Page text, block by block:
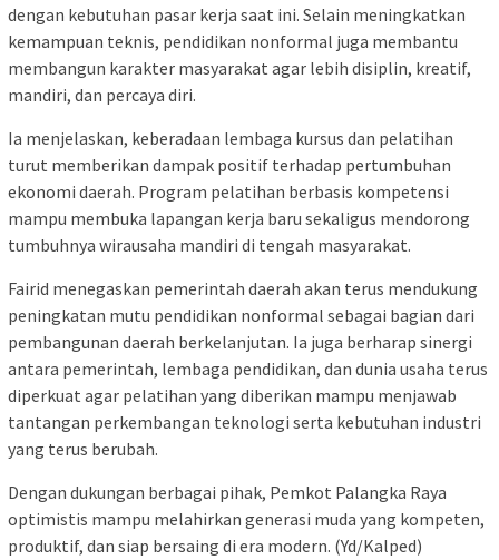
dengan kebutuhan pasar kerja saat ini. Selain meningkatkan
kemampuan teknis, pendidikan nonformal juga membantu
membangun karakter masyarakat agar lebih disiplin, kreatif,
mandiri, dan percaya diri.
Ia menjelaskan, keberadaan lembaga kursus dan pelatihan
turut memberikan dampak positif terhadap pertumbuhan
ekonomi daerah. Program pelatihan berbasis kompetensi
mampu membuka lapangan kerja baru sekaligus mendorong
tumbuhnya wirausaha mandiri di tengah masyarakat.
Fairid menegaskan pemerintah daerah akan terus mendukung
peningkatan mutu pendidikan nonformal sebagai bagian dari
pembangunan daerah berkelanjutan. Ia juga berharap sinergi
antara pemerintah, lembaga pendidikan, dan dunia usaha terus
diperkuat agar pelatihan yang diberikan mampu menjawab
tantangan perkembangan teknologi serta kebutuhan industri
yang terus berubah.
Dengan dukungan berbagai pihak, Pemkot Palangka Raya
optimistis mampu melahirkan generasi muda yang kompeten,
produktif, dan siap bersaing di era modern. (Yd/Kalped)